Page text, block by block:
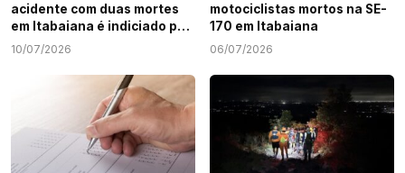
acidente com duas mortes
em Itabaiana é indiciado por
homicídio doloso
10/07/2026
motociclistas mortos na SE-
170 em Itabaiana
06/07/2026